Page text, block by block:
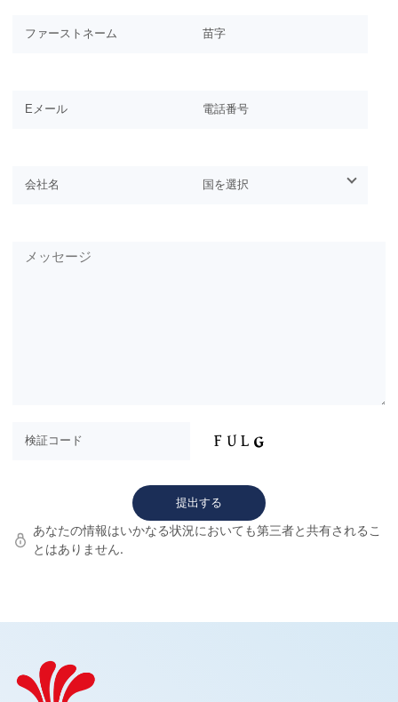
あなたの情報はいかなる状況においても第三者と共有されるこ
とはありません.